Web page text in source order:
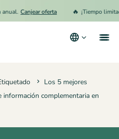
Canjear oferta 🔥 ¡Tiempo limitado!
Los 5 mejores
información complementaria en